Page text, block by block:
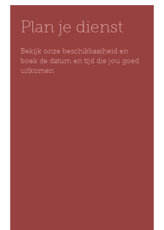
Plan je dienst
Bekijk onze beschikbaarheid en
boek de datum en tijd die jou goed
uitkomen